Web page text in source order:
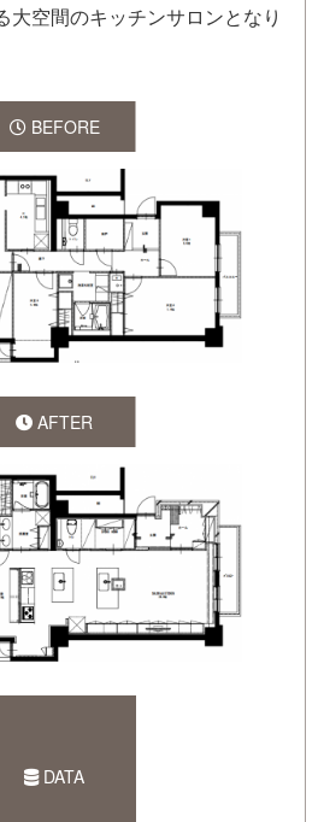
大空間のキッチンサロンとなり
BEFORE
AFTER
DATA